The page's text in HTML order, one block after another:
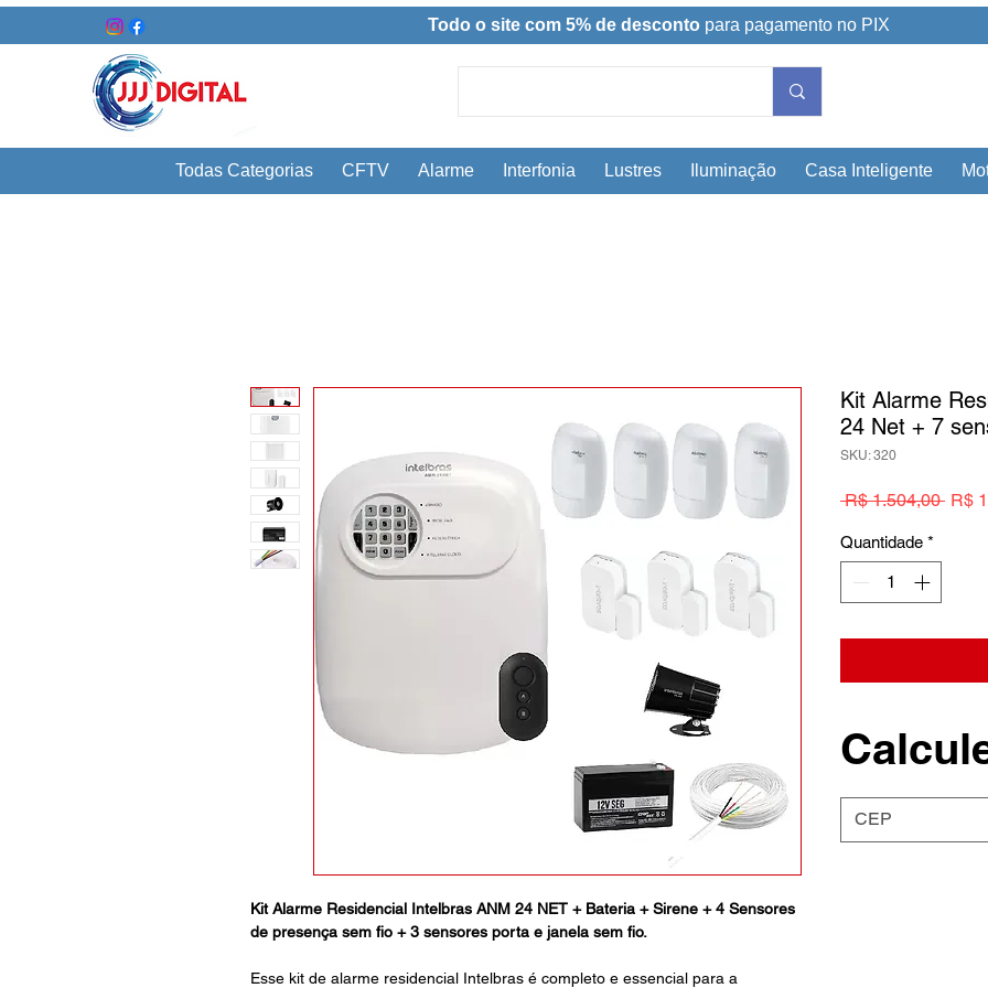
Todo o site com 5% de desconto para pagamento no PIX
Todas Categorias CFTV Alarme Interfonia Lustres Iluminação Casa Inteligente
Kit Alarme Residencial Intelbras ANM 24 NET + Bateria + Sirene + 4 Sensores
de presença sem fio + 3 sensores porta e janela sem fio.
Esse kit de alarme residencial Intelbras é completo e essencial para a
Kit Alarme
24 Net + 7
SKU: 320
R$ 1.504,00 R$
Quantidade *